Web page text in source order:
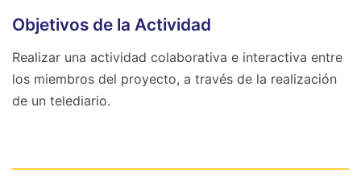
Objetivos de la Actividad
Realizar una actividad colaborativa e interactiva entre
los miembros del proyecto, a través de la realización
de un telediario.